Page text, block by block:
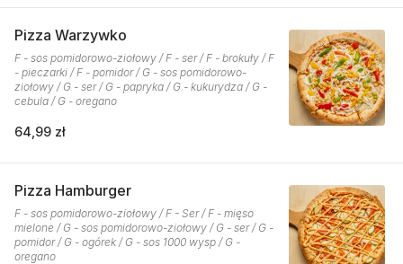
Pizza Warzywko
F - sos pomidorowo-ziołowy / F - ser / F - brokuły / F
- pieczarki / F - pomidor / G - sos pomidorowo-
ziołowy / G - ser / G - papryka / G - kukurydza / G -
cebula / G - oregano
64,99 zł
Pizza Hamburger
F - sos pomidorowo-ziołowy / F - Ser / F - mięso
mielone / G - sos pomidorowo-ziołowy / G - ser / G -
pomidor / G - ogórek / G - sos 1000 wysp / G -
oregano